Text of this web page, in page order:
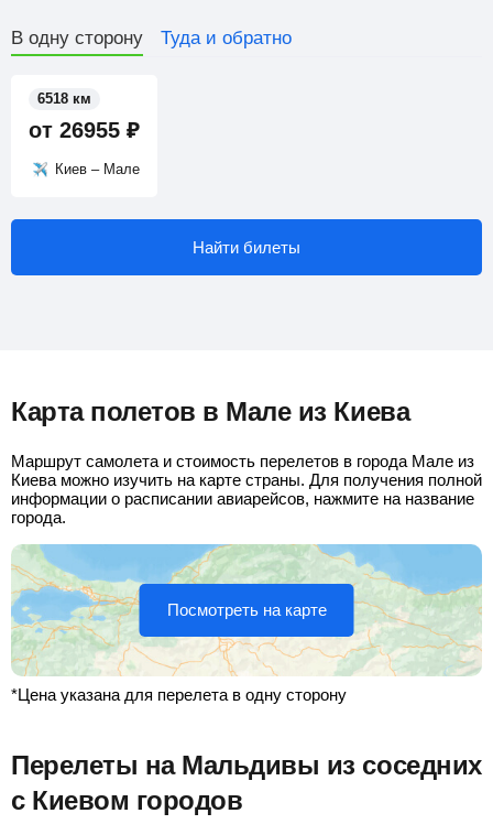
В одну сторону Туда и обратно
от 26955 ₽
Киев – Мале
6518 км
Найти билеты
Карта полетов в Мале из Киева
Маршрут самолета и стоимость перелетов в города Мале из
Киева можно изучить на карте страны. Для получения полной
информации о расписании авиарейсов, нажмите на название
города.
Посмотреть на карте
*Цена указана для перелета в одну сторону
Перелеты на Мальдивы из соседних
с Киевом городов